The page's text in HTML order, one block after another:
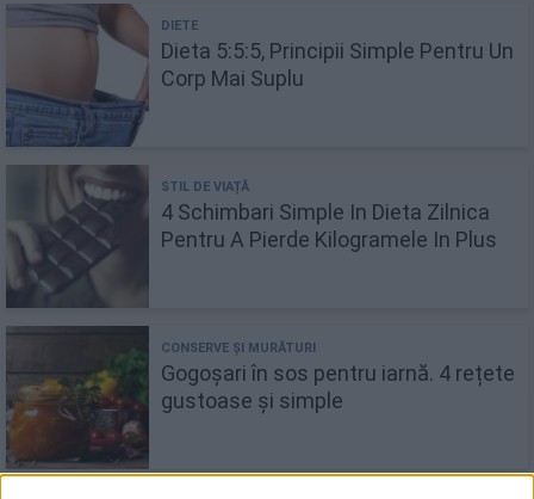
Dieta 5:5:5, Principii Simple Pentru Un
Corp Mai Suplu
4 Schimbari Simple In Dieta Zilnica
Pentru A Pierde Kilogramele In Plus
Gogoșari în sos pentru iarnă. 4 rețete
gustoase și simple